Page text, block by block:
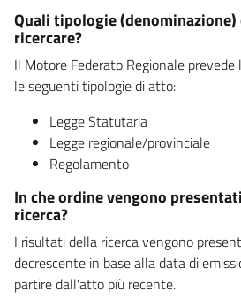
Quali tipologie
ricercare?
Il Motore Federato Regionale prevede
le seguenti tipologie di atto:
Legge Statutaria
Legge regionale/provinciale
Regolamento
In che ordine vengono
ricerca?
I risultati della ricerca vengono
decrescente in base alla data di
partire dall'atto più recente.